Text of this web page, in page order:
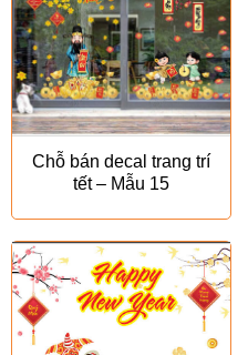
Chỗ bán decal trang trí
tết – Mẫu 15